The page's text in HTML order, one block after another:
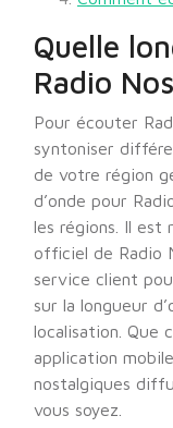
Quelle
Radio
Pour écouter
syntoniser
de votre région
d’onde pour
les régions. Il est
officiel de Radio
service client
sur la longueur
localisation. Que
application
nostalgiques
vous soyez.